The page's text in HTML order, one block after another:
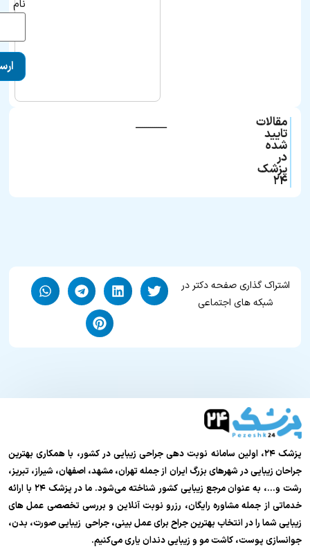
نام
مقالات
تایید
شده
در
پزشک
۲۴
ـــــــــــــــ
اشتراک گذاری صفحه دکتر در
شبکه های اجتماعی
پزشک ۲۴، اولین سامانه نوبت دهی جراحی زیبایی در کشور، با همکاری بهترین
جراحان زیبایی در شهرهای بزرگ ایران از جمله تهران، مشهد، اصفهان، شیراز، تبریز،
رشت و…، به عنوان مرجع زیبایی کشور شناخته می‌شود. ما در پزشک ۲۴ با ارائه
خدماتی از جمله مشاوره رایگان، رزرو نوبت آنلاین و بررسی تخصصی عمل های
زیبایی شما را در انتخاب بهترین جراح برای عمل بینی، جراحی زیبایی صورت، بدن،
جوانسازی پوست، کاشت مو و زیبایی دندان یاری می‌کنیم.